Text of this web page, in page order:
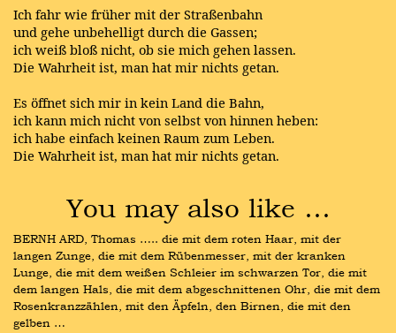
Ich fahr wie früher mit der Straßenbahn
und gehe unbehelligt durch die Gassen;
ich weiß bloß nicht, ob sie mich gehen lassen.
Die Wahrheit ist, man hat mir nichts getan.
Es öffnet sich mir in kein Land die Bahn,
ich kann mich nicht von selbst von hinnen heben:
ich habe einfach keinen Raum zum Leben.
Die Wahrheit ist, man hat mir nichts getan.
You may also like …
BERNH ARD, Thomas ….. die mit dem roten Haar, mit der
langen Zunge, die mit dem Rübenmesser, mit der kranken
Lunge, die mit dem weißen Schleier im schwarzen Tor, die mit
dem langen Hals, die mit dem abgeschnittenen Ohr, die mit dem
Rosenkranzzählen, mit den Äpfeln, den Birnen, die mit den
gelben …